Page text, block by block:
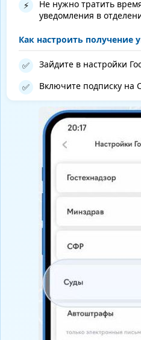
⚡
Не нужно тратить
уведомления в
Как настроить получение
✅ Зайдите в настройки
✅ Включите подписку на